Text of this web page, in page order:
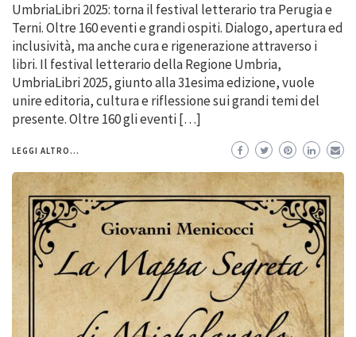
UmbriaLibri 2025: torna il festival letterario tra Perugia e
Terni. Oltre 160 eventi e grandi ospiti. Dialogo, apertura ed
inclusività, ma anche cura e rigenerazione attraverso i
libri. Il festival letterario della Regione Umbria,
UmbriaLibri 2025, giunto alla 31esima edizione, vuole
unire editoria, cultura e riflessione sui grandi temi del
presente. Oltre 160 gli eventi […]
LEGGI ALTRO...